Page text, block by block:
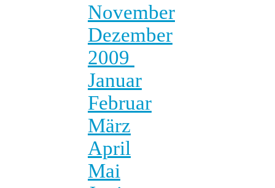
November
Dezember
2009
Januar
Februar
März
April
Mai